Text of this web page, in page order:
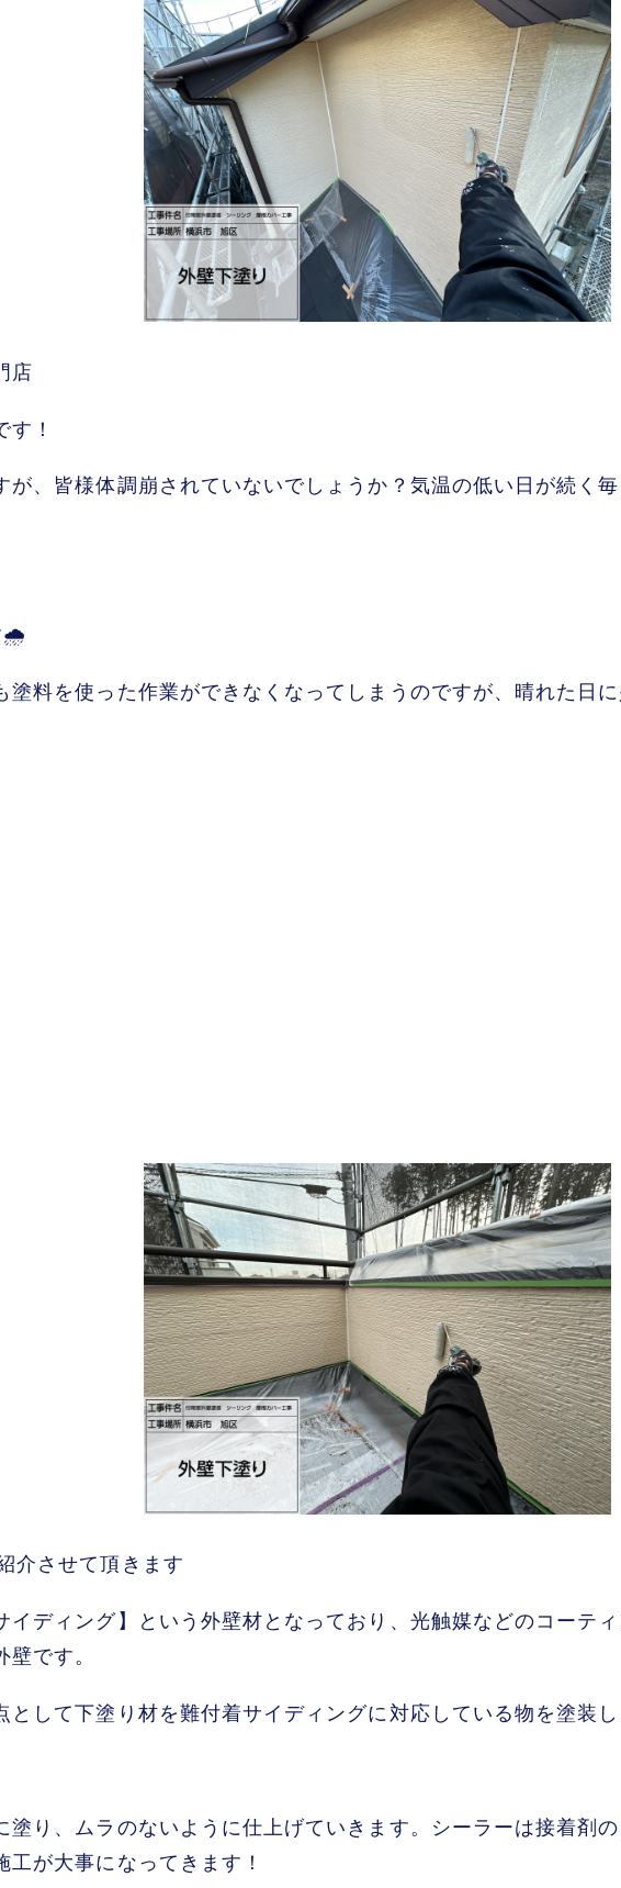
店
！
が、皆様体調崩されていないでしょうか？気温の低い日が続く
🌧️
塗料を使った作業ができなくなってしまうのですが、晴れた日
介させて頂きます
イディング】という外壁材となっており、光触媒などのコーテ
です。
として下塗り材を難付着サイディングに対応している物を塗装
塗り、ムラのないように仕上げていきます。シーラーは接着剤
が大事になってきます！